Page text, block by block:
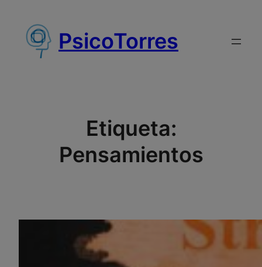
contenido
PsicoTorres
Etiqueta:
Pensamientos